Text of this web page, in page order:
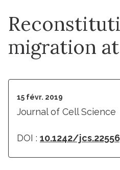
migration
15 févr. 2019
Journal of Cell Science
DOI : 10.1242/